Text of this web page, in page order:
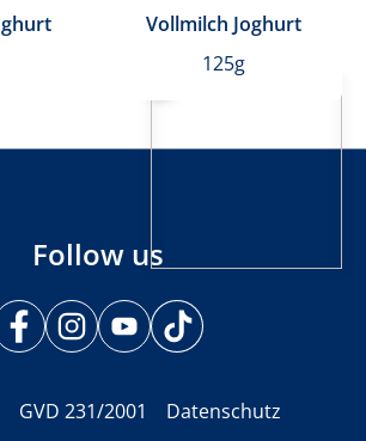
Vollmilch Joghurt
125g
Follow us
GVD 231/2001
Datenschutz